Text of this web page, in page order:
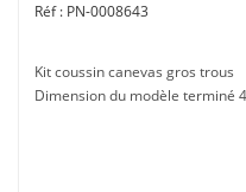
PN-0008643
Kit coussin canevas gros trous
Dimension du modèle terminé